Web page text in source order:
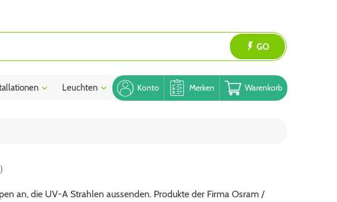
GO
Konto Merken Warenkorb
Leuchten Blog
an, die UV-A Strahlen aussenden. Produkte der Firma Osram /